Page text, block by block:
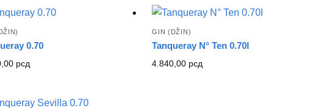
0.70
рсд
GIN (DŽIN)
Tanqueray N° Ten 0.70l
4.840,00 рсд